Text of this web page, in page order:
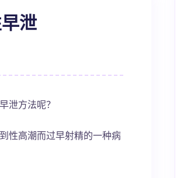
泄
泄方法呢？
性高潮而过早射精的一种病